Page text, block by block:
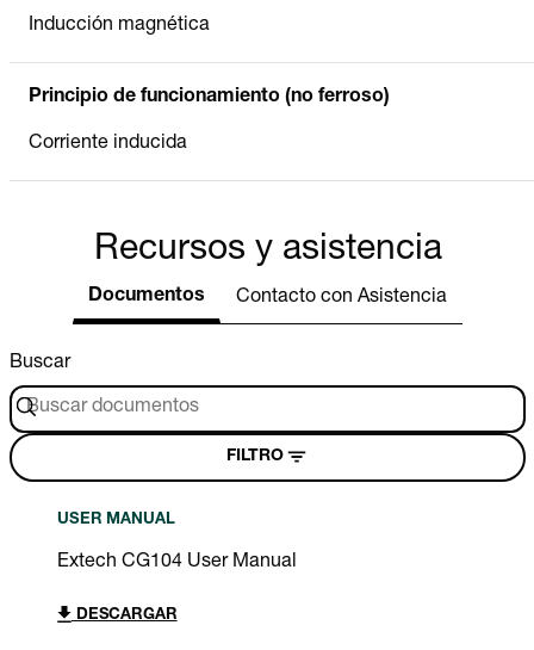
Inducción magnética
Principio de funcionamiento (no ferroso)
Corriente inducida
Recursos y asistencia
Documentos Contacto con Asistencia
Buscar
FILTRO
USER MANUAL
Extech CG104 User Manual
DESCARGAR